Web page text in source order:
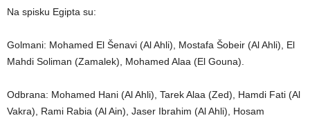
Na spisku Egipta su:
Golmani: Mohamed El Šenavi (Al Ahli), Mostafa Šobeir (Al Ahli), El
Mahdi Soliman (Zamalek), Mohamed Alaa (El Gouna).
Odbrana: Mohamed Hani (Al Ahli), Tarek Alaa (Zed), Hamdi Fati (Al
Vakra), Rami Rabia (Al Ain), Jaser Ibrahim (Al Ahli), Hosam